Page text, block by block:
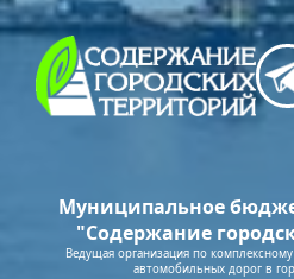
Муниципальное
"Содержание
Ведущая организация по
автомобильных дорог в